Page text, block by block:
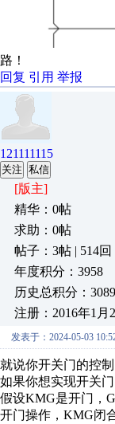
路！
回复 引用 举报
121111115
关注 私信
[版主]
精华：0帖
求助：0帖
帖子：3帖 | 514回
年度积分：3958
历史总积分：
注册：2016年1月
发表于：2024-05-03
就说你开关门的控
如果你想实现开关
假设KMG是开门，
开门操作，KMG闭